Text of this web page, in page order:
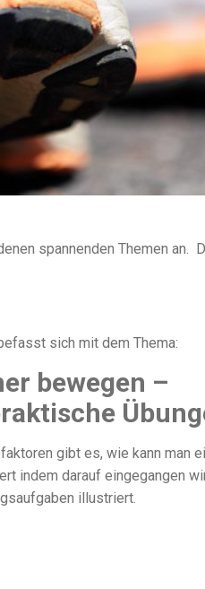
spannenden Themen an.
sich mit dem Thema:
bewegen –
gibt es, wie kann man
indem darauf eingegangen
illustriert.